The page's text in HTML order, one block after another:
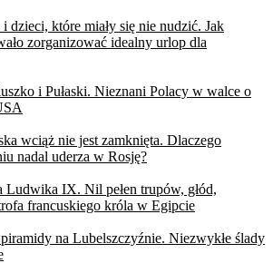
dzieci, które miały się nie nudzić. Jak
zorganizować idealny urlop dla
i Pułaski. Nieznani Polacy w walce o
wciąż nie jest zamknięta. Dlaczego
nadal uderza w Rosję?
Ludwika IX. Nil pełen trupów, głód,
francuskiego króla w Egipcie
na Lubelszczyźnie. Niezwykłe ślady